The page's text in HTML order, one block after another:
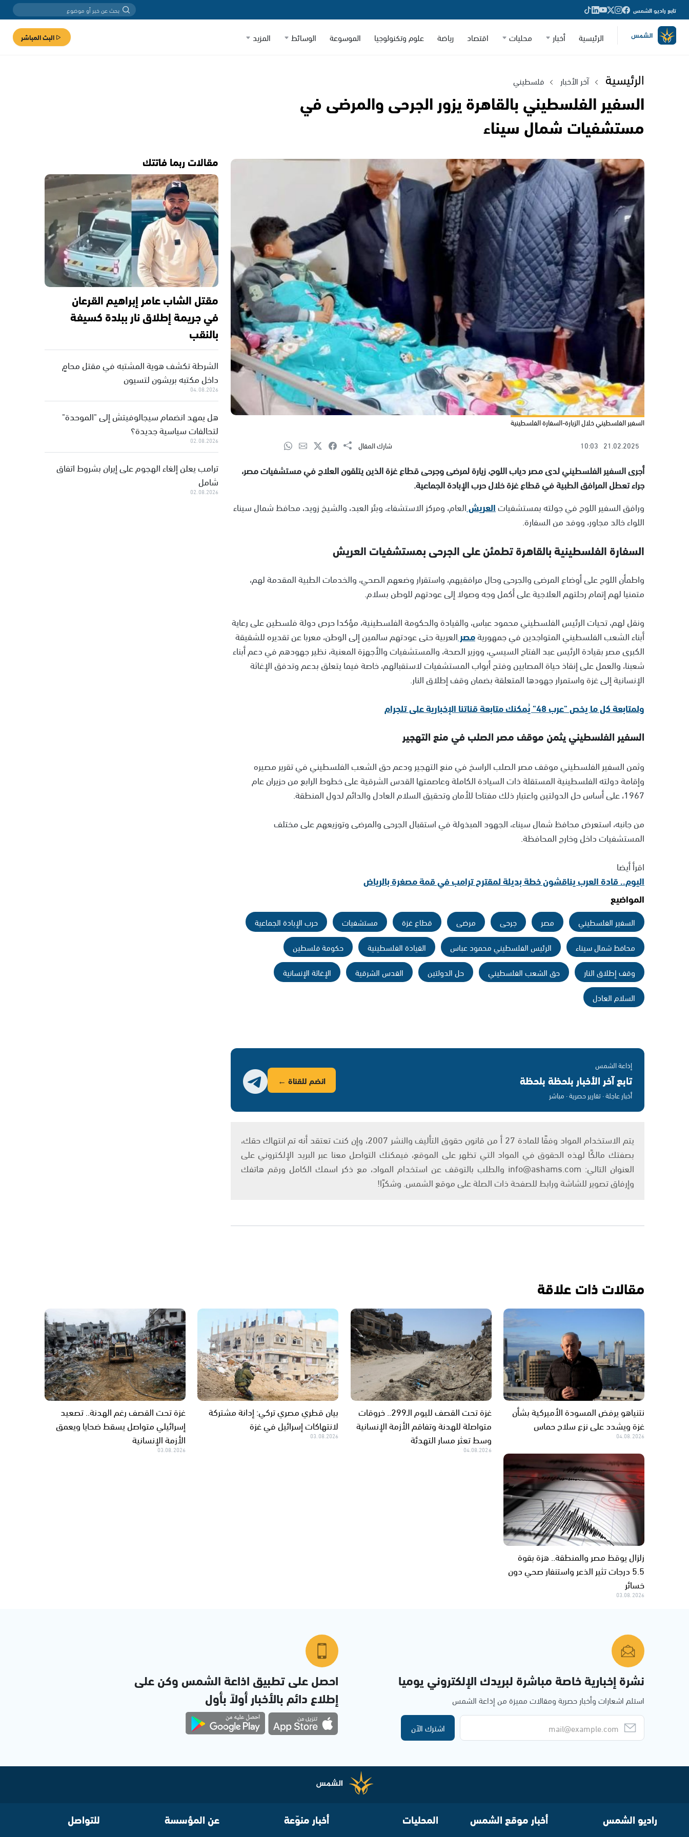
تابع راديو الشمس
الرئيسية أخبار محليات اقتصاد رياضة علوم وتكنولوجيا الموسوعة الوسائط المزيد البث المباشر
الرئيسية آخر الأخبار فلسطيني
السفير الفلسطيني بالقاهرة يزور الجرحى والمرضى في
مستشفيات شمال سيناء
السفير الفلسطيني خلال الزيارة-السفارة الفلسطينية
21.02.2025
10:03 شارك المقال
أجرى السفير الفلسطيني لدى مصر دياب اللوح، زيارة لمرضى وجرحى قطاع غزة الذين يتلقون العلاج في مستشفيات مصر،
جراء تعطل المرافق الطبية في قطاع غزة خلال حرب الإبادة الجماعية.
ورافق السفير اللوح في جولته بمستشفياتالعريشالعام، ومركز الاستشفاء، وبئر العبد، والشيخ زويد، محافظ شمال سيناء
اللواء خالد مجاور، ووفد من السفارة.
السفارة الفلسطينية بالقاهرة تطمئن على الجرحى بمستشفيات العريش
واطمأن اللوح على أوضاع المرضى والجرحى وحال مرافقيهم، واستقرار وضعهم الصحي، والخدمات الطبية المقدمة لهم،
متمنيا لهم إتمام رحلتهم العلاجية على أكمل وجه وصولا إلى عودتهم للوطن بسلام.
ونقل لهم، تحيات الرئيس الفلسطيني محمود عباس، والقيادة والحكومة الفلسطينية، مؤكدا حرص دولة فلسطين على رعاية
أبناء الشعب الفلسطيني المتواجدين في جمهوريةمصر العربية حتى عودتهم سالمين إلى الوطن، معربا عن تقديره للشقيقة
الكبرى مصر بقيادة الرئيس عبد الفتاح السيسي، ووزير الصحة، والمستشفيات والأجهزة المعنية، نظير جهودهم في دعم أبناء
شعبنا، والعمل على إنقاذ حياة المصابين وفتح أبواب المستشفيات لاستقبالهم، خاصة فيما يتعلق بدعم وتدفق الإغاثة
الإنسانية إلى غزة واستمرار جهودها المتعلقة بضمان وقف إطلاق النار.
ولمتابعة كل ما يخص "عرب 48" يُمكنك متابعة قناتنا الإخبارية على تلجرام
السفير الفلسطيني يثمن موقف مصر الصلب في منع التهجير
وثمن السفير الفلسطيني موقف مصر الصلب الراسخ في منع التهجير ودعم حق الشعب الفلسطيني في تقرير مصيره
وإقامة دولته الفلسطينية المستقلة ذات السيادة الكاملة وعاصمتها القدس الشرقية على خطوط الرابع من حزيران عام
1967، على أساس حل الدولتين واعتبار ذلك مفتاحا للأمان وتحقيق السلام العادل والدائم لدول المنطقة.
من جانبه، استعرض محافظ شمال سيناء، الجهود المبذولة في استقبال الجرحى والمرضى وتوزيعهم على مختلف
المستشفيات داخل وخارج المحافظة.
اقرأ أيضا
اليوم.. قادة العرب يناقشون خطة بديلة لمقترح ترامب في قمة مصغرة بالرياض
المواضيع
السفير الفلسطيني مصر جرحى مرضى قطاع غزة مستشفيات
حرب الإبادة الجماعية
محافظ شمال سيناء
الرئيس الفلسطيني محمود عباس القيادة الفلسطينية
حكومة فلسطين
وقف إطلاق النار
حق الشعب الفلسطيني حل الدولتين القدس الشرقية
الإغاثة الإنسانية
السلام العادل
إذاعة الشمس
تابع آخر الأخبار بلحظة بلحظة
أخبار عاجلة · تقارير حصرية · مباشر
انضم للقناة ←
يتم الاستخدام المواد وفقًا للمادة 27 أ من قانون حقوق التأليف والنشر 2007، وإن كنت تعتقد أنه تم انتهاك حقك،
بصفتك مالكًا لهذه الحقوق في المواد التي تظهر على الموقع، فيمكنك التواصل معنا عبر البريد الإلكتروني على
العنوان التالي: info@ashams.com والطلب بالتوقف عن استخدام المواد، مع ذكر اسمك الكامل ورقم هاتفك
وإرفاق تصوير للشاشة ورابط للصفحة ذات الصلة على موقع الشمس. وشكرًا!
مقالات ربما فاتتك
مقتل الشاب عامر إبراهيم القرعان
في جريمة إطلاق نار ببلدة كسيفة
بالنقب
الشرطة تكشف هوية المشتبه في مقتل محامٍ
داخل مكتبه بريشون لتسيون
04.08.2026
هل يمهد انضمام سيجالوفيتش إلى "الموحدة"
لتحالفات سياسية جديدة؟
02.08.2026
ترامب يعلن إلغاء الهجوم على إيران بشروط اتفاق
شامل
02.08.2026
مقالات ذات علاقة
نتنياهو يرفض المسودة الأميركية بشأن
غزة ويشدد على نزع سلاح حماس
04.08.2026
غزة تحت القصف لليوم الـ299.. خروقات
متواصلة للهدنة وتفاقم الأزمة الإنسانية
وسط تعثر مسار التهدئة
04.08.2026
بيان قطري مصري تركي: إدانة مشتركة
لانتهاكات إسرائيل في غزة
03.08.2026
غزة تحت القصف رغم الهدنة.. تصعيد
إسرائيلي متواصل يسقط ضحايا ويعمق
الأزمة الإنسانية
03.08.2026
زلزال يوقظ مصر والمنطقة.. هزة بقوة
5.5 درجات تثير الذعر واستنفار صحي دون
خسائر
03.08.2026
نشرة إخبارية خاصة مباشرة لبريدك الإلكتروني يوميا
استلم اشعارات وأخبار حصرية ومقالات مميزة من إذاعة الشمس
اشترك الآن
احصل على تطبيق اذاعة الشمس وكن على
إطلاع دائم بالأخبار أولاً بأول
راديو الشمس أخبار موقع الشمس المحليات أخبار منوّعة عن المؤسسة للتواصل